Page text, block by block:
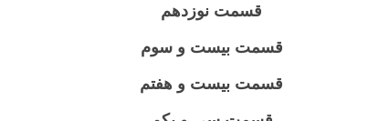
قسمت نوزدهم
قسمت بیست و سوم
قسمت بیست و هفتم